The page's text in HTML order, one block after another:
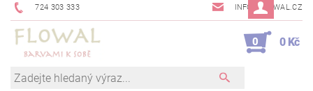
724 303 333 INFO@FLOWAL.CZ
0 0 Kč